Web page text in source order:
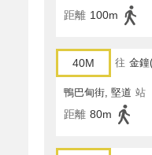
距離 100m
40M 往 金鐘
鴨巴甸街, 堅道 站
距離 80m